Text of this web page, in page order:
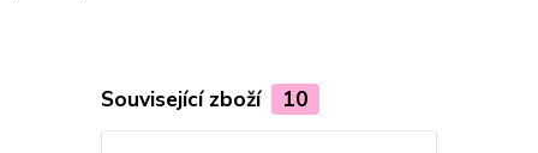
Související zboží 10